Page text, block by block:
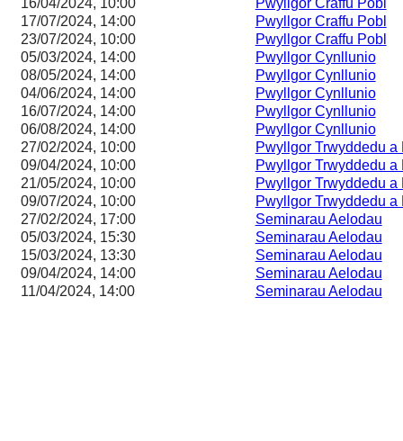
17/07/2024, 14:00 Pwyllgor Craffu Pobl
23/07/2024, 10:00 Pwyllgor Craffu Pobl
05/03/2024, 14:00 Pwyllgor Cynllunio
08/05/2024, 14:00 Pwyllgor Cynllunio
04/06/2024, 14:00 Pwyllgor Cynllunio
16/07/2024, 14:00 Pwyllgor Cynllunio
06/08/2024, 14:00 Pwyllgor Cynllunio
27/02/2024, 10:00
Pwyllgor Trwyddedu a
09/04/2024, 10:00
Pwyllgor Trwyddedu a
21/05/2024, 10:00
Pwyllgor Trwyddedu a
09/07/2024, 10:00
Pwyllgor Trwyddedu a
27/02/2024, 17:00
Seminarau Aelodau
05/03/2024, 15:30 Seminarau Aelodau
15/03/2024, 13:30 Seminarau Aelodau
09/04/2024, 14:00 Seminarau Aelodau
11/04/2024, 14:00 Seminarau Aelodau